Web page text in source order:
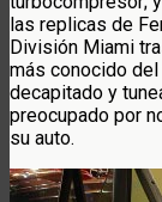
las replicas de
División Miami
más conocido
decapitado y
preocupado por
su auto.